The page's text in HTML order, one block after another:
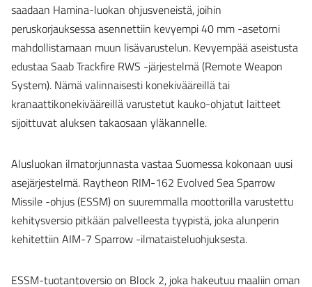
saadaan Hamina-luokan ohjusveneistä, joihin
peruskorjauksessa asennettiin kevyempi 40 mm -asetorni
mahdollistamaan muun lisävarustelun. Kevyempää aseistusta
edustaa Saab Trackfire RWS -järjestelmä (Remote Weapon
System). Nämä valinnaisesti konekivääreillä tai
kranaattikonekivääreillä varustetut kauko-ohjatut laitteet
sijoittuvat aluksen takaosaan yläkannelle.
Alusluokan ilmatorjunnasta vastaa Suomessa kokonaan uusi
asejärjestelmä. Raytheon RIM-162 Evolved Sea Sparrow
Missile -ohjus (ESSM) on suuremmalla moottorilla varustettu
kehitysversio pitkään palvelleesta tyypistä, joka alunperin
kehitettiin AIM-7 Sparrow -ilmataisteluohjuksesta.
ESSM-tuotantoversio on Block 2, joka hakeutuu maaliin oman